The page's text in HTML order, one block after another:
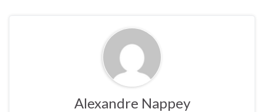
Alexandre Nappey